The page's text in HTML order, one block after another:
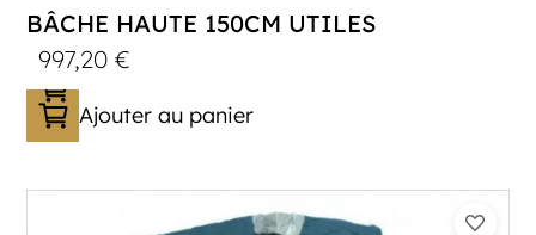
BÂCHE HAUTE 150CM UTILES
997,20€
Ajouter au panier